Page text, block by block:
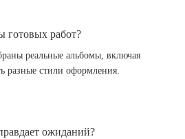
готовых работ?
реальные альбомы, включая
разные стили оформления.
ожиданий?